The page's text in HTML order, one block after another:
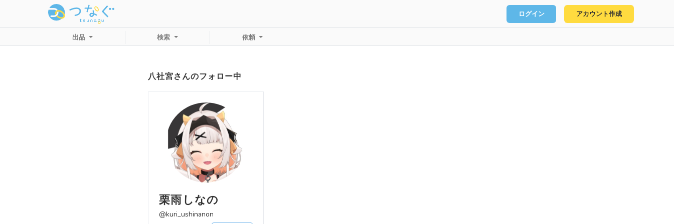
ログイン アカウント作成
出品 検索 依頼
八社宮さんのフォロー中
栗雨しなの
@kuri_ushinanon